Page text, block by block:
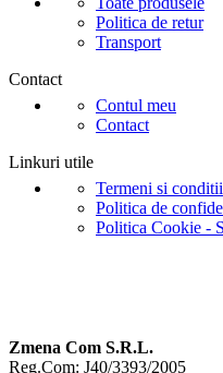
Politica de retur
Transport
Contact
Contul meu
Contact
Linkuri utile
Termeni si conditii
Politica de
Politica Cookie -
Zmena Com S.R.L.
Reg.Com: J40/3393/2005